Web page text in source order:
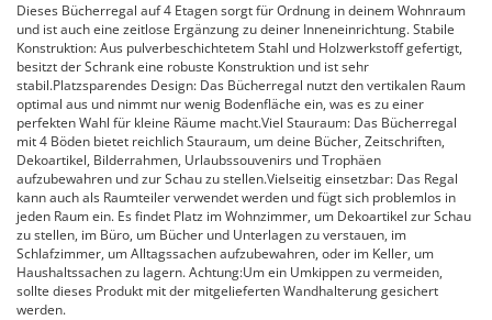
Dieses Bücherregal auf 4 Etagen sorgt für Ordnung in deinem Wohnraum
und ist auch eine zeitlose Ergänzung zu deiner Inneneinrichtung. Stabile
Konstruktion: Aus pulverbeschichtetem Stahl und Holzwerkstoff gefertigt,
besitzt der Schrank eine robuste Konstruktion und ist sehr
stabil.Platzsparendes Design: Das Bücherregal nutzt den vertikalen Raum
optimal aus und nimmt nur wenig Bodenfläche ein, was es zu einer
perfekten Wahl für kleine Räume macht.Viel Stauraum: Das Bücherregal
mit 4 Böden bietet reichlich Stauraum, um deine Bücher, Zeitschriften,
Dekoartikel, Bilderrahmen, Urlaubssouvenirs und Trophäen
aufzubewahren und zur Schau zu stellen.Vielseitig einsetzbar: Das Regal
kann auch als Raumteiler verwendet werden und fügt sich problemlos in
jeden Raum ein. Es findet Platz im Wohnzimmer, um Dekoartikel zur Schau
zu stellen, im Büro, um Bücher und Unterlagen zu verstauen, im
Schlafzimmer, um Alltagssachen aufzubewahren, oder im Keller, um
Haushaltssachen zu lagern. Achtung:Um ein Umkippen zu vermeiden,
sollte dieses Produkt mit der mitgelieferten Wandhalterung gesichert
werden.